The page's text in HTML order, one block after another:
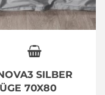
SILBER
70X80